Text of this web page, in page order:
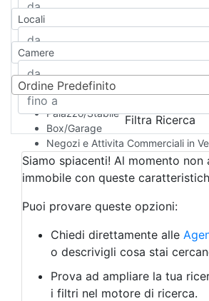
Attico/Mansarda
Rustico/Casale
Camera d'Albergo
Multiproprietà
Palazzo/Stabile
Box/Garage
Negozi e Attivita Commerciali in
Qualsiasi
Attività/Licenza Commerciale
Azienda Agricola
Bar/Ristorante
Albergo
Laboratorio Artigianale
Negozio/locale commerciale
Agriturismo
Magazzini
Locali
Camere
Ordine Predefinito
Filtra Ricerca
Siamo spiacenti! Al momento non
immobile con queste
Puoi provare queste opzioni:
Chiedi direttamente alle
o descrivigli cosa stai
Prova ad ampliare la tua
i filtri nel motore di ricerca.